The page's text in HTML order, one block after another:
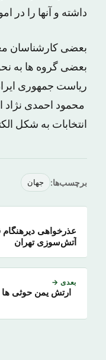
داشته و آنها را در
بعضی کارشناسان
بعضی گروه ها به
محمود احمدی نژاد
انتخابات به شکل
برچسب‌ها: جهان
عذرخواهی دیرهنگام
آتش‌سوزی تهران
بعدی →
ارتش یمن حوثی ها